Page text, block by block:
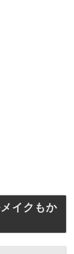
イクもか